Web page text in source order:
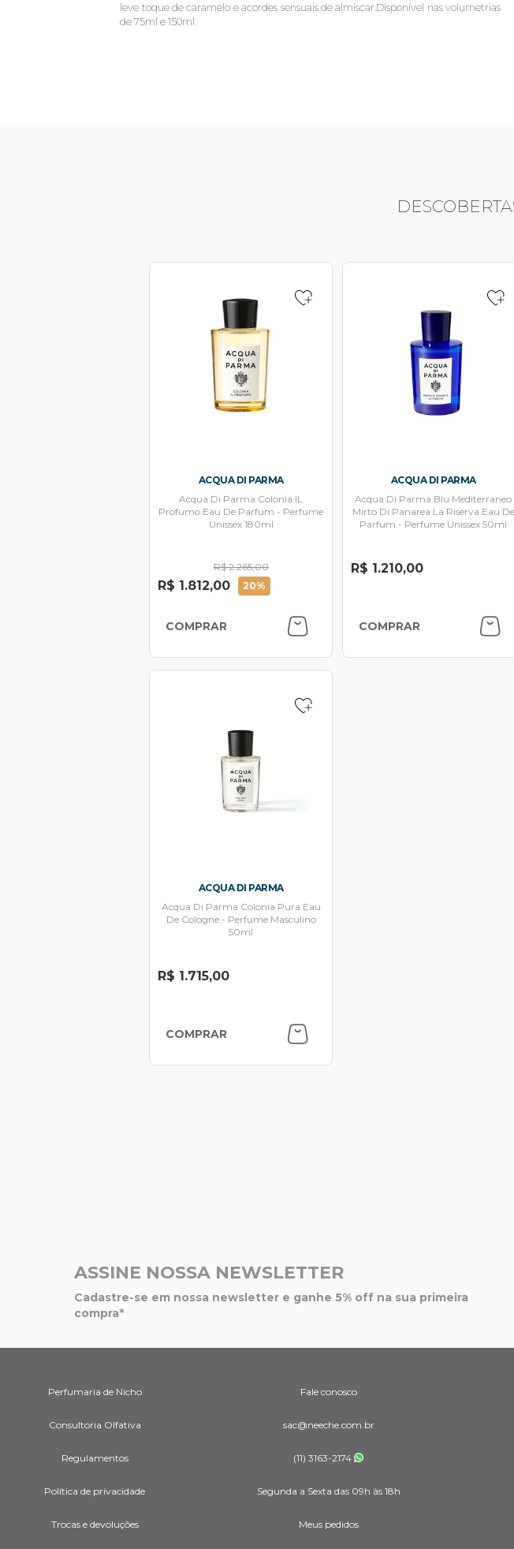
leve toque de caramelo e acordes sensuais de almíscar.Disponível nas volumetrias
de 75ml e 150ml.
ACQUA DI PARMA
Acqua Di Parma Colonia IL
Profumo Eau De Parfum - Perfume
Unissex 180ml
R$ 2.265,00
R$ 1.812,00 20%
COMPRAR
ACQUA DI PARMA
Acqua Di Parma Blu Mediterraneo
Mirto Di Panarea La Riserva Eau De
Parfum - Perfume Unissex 50ml
R$ 1.210,00
COMPRAR
ACQUA DI PARMA
Acqua Di Parma Colonia Pura Eau
De Cologne - Perfume Masculino
50ml
R$ 1.715,00
COMPRAR
ASSINE NOSSA NEWSLETTER
Cadastre-se em nossa newsletter e ganhe 5% off na sua primeira
compra*
Perfumaria de Nicho
Consultoria Olfativa
Regulamentos
Política de privacidade
Trocas e devoluções
Fale conosco
sac@neeche.com.br
(11) 3163-2174
Segunda a Sexta das 09h às 18h
Meus pedidos